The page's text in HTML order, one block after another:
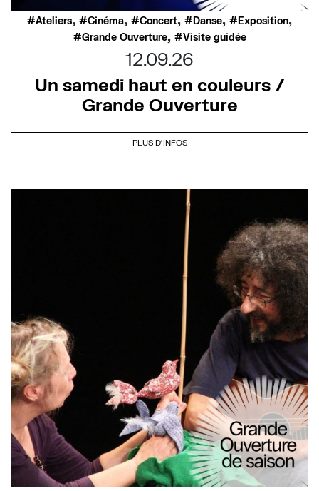
Ateliers, Cinéma, Concert, Danse, Exposition,
Grande Ouverture, Visite guidée
12.09.26
Un samedi haut en couleurs /
Grande Ouverture
PLUS D'INFOS